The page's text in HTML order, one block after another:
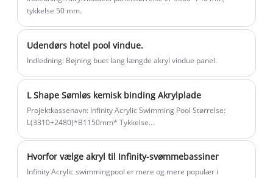
en specialfremstillet jernform til støbning
tilpasse produktion, teste og analysere
gennem finite element analyse software
og give kunderne den mest pålidelige og
sikre tykkelsesanbefalingsrapport.
Kingsign fremstilling kaldes også smart
fremstilling.
tykkelse 50 mm.
Udendørs hotel pool vindue.
Indledning: Bøjning buet lang længde akryl vindue panel.
L Shape Sømløs kemisk binding Akrylplade
Projektkassenavn: Infinity Acrylic Swimming Pool Størrelse:
L(3310+2480)*B1150mm* Tykkelse
Kingsign®-vindueslængde akryl10mm
Hvorfor vælge akryl til Infinity-svømmebassiner
Infinity Acrylic swimmingpool er mere og mere populær i